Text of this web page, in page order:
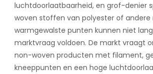
luchtdoorlaatbaarheid, en grof-denier
woven stoffen van polyester of
warmgewalste punten kunnen niet
marktvraag voldoen. De markt vraagt
non-woven producten met filament,
kneeppunten en een hoge